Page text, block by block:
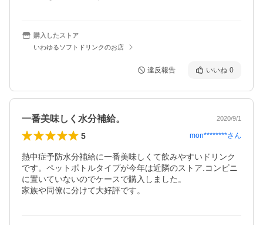
購入したストア
いわゆるソフトドリンクのお店
違反報告 いいね 0
一番美味しく水分補給。 2020/9/1
5 mon********さん
熱中症予防水分補給に一番美味しくて飲みやすいドリンク
です。ペットボトルタイプが今年は近隣のストア.コンビニ
に置いていないのでケースで購入しました。
家族や同僚に分けて大好評です。